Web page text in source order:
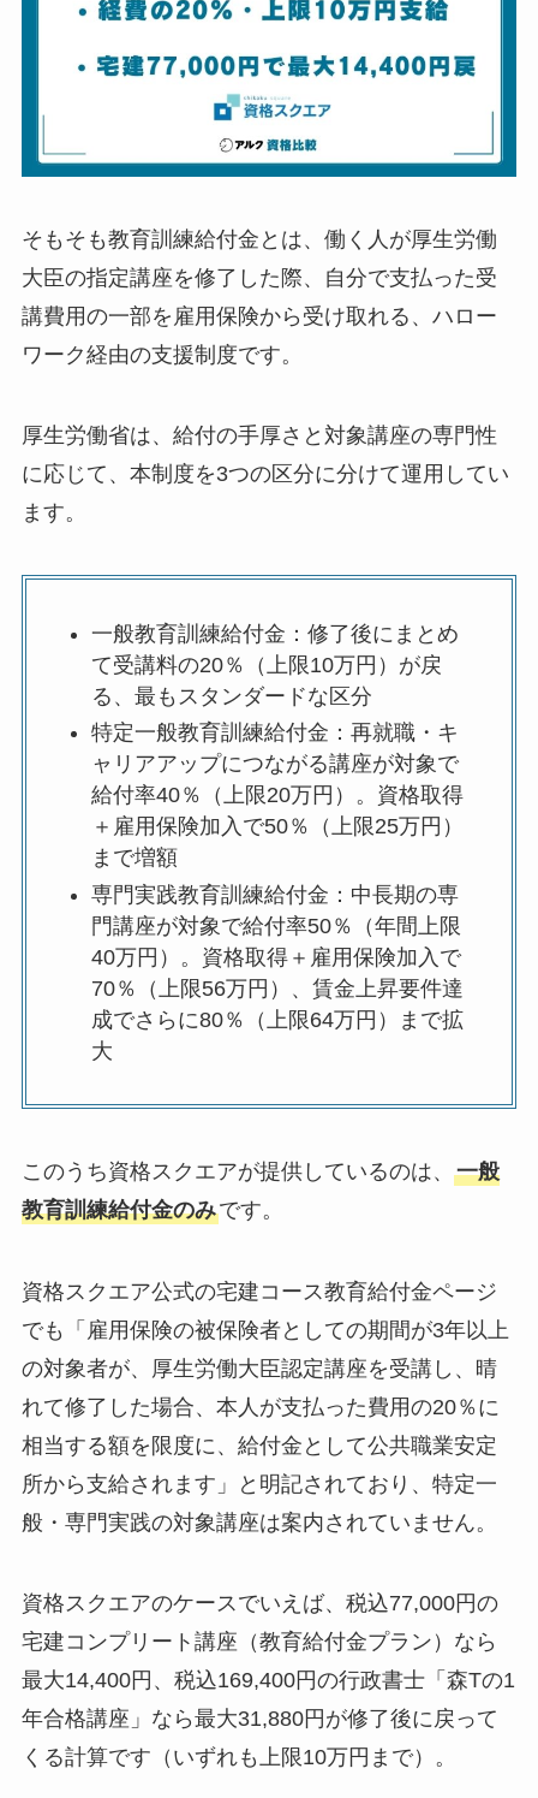
そもそも教育訓練給付金とは、働く人が厚生労働
大臣の指定講座を修了した際、自分で支払った受
講費用の一部を雇用保険から受け取れる、ハロー
ワーク経由の支援制度です。
厚生労働省は、給付の手厚さと対象講座の専門性
に応じて、本制度を3つの区分に分けて運用してい
ます。
一般教育訓練給付金：修了後にまとめ
て受講料の20％（上限10万円）が戻
る、最もスタンダードな区分
特定一般教育訓練給付金：再就職・キ
ャリアアップにつながる講座が対象で
給付率40％（上限20万円）。資格取得
＋雇用保険加入で50％（上限25万円）
まで増額
専門実践教育訓練給付金：中長期の専
門講座が対象で給付率50％（年間上限
40万円）。資格取得＋雇用保険加入で
70％（上限56万円）、賃金上昇要件達
成でさらに80％（上限64万円）まで拡
大
このうち資格スクエアが提供しているのは、 一般
教育訓練給付金のみです。
資格スクエア公式の宅建コース教育給付金ページ
でも「雇用保険の被保険者としての期間が3年以上
の対象者が、厚生労働大臣認定講座を受講し、晴
れて修了した場合、本人が支払った費用の20％に
相当する額を限度に、給付金として公共職業安定
所から支給されます」と明記されており、特定一
般・専門実践の対象講座は案内されていません。
資格スクエアのケースでいえば、税込77,000円の
宅建コンプリート講座（教育給付金プラン）なら
最大14,400円、税込169,400円の行政書士「森Tの1
年合格講座」なら最大31,880円が修了後に戻って
くる計算です（いずれも上限10万円まで）。